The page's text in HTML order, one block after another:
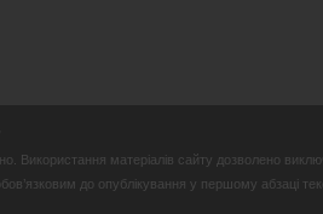
Використання матеріалів сайту дозволено
до опублікування у першому абзаці